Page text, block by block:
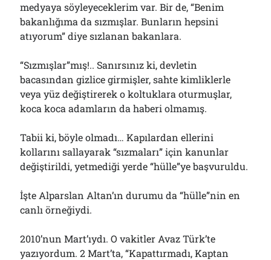
medyaya söyleyeceklerim var. Bir de, “Benim
bakanlığıma da sızmışlar. Bunların hepsini
atıyorum” diye sızlanan bakanlara.
“Sızmışlar”mış!.. Sanırsınız ki, devletin
bacasından gizlice girmişler, sahte kimliklerle
veya yüz değiştirerek o koltuklara oturmuşlar,
koca koca adamların da haberi olmamış.
Tabii ki, böyle olmadı… Kapılardan ellerini
kollarını sallayarak “sızmaları” için kanunlar
değiştirildi, yetmediği yerde “hülle”ye başvuruldu.
İşte Alparslan Altan’ın durumu da “hülle”nin en
canlı örneğiydi.
2010’nun Mart’ıydı. O vakitler Avaz Türk’te
yazıyordum. 2 Mart’ta, “Kapattırmadı, Kaptan